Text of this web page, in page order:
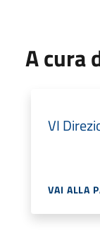
A cura
VI
VAI ALLA